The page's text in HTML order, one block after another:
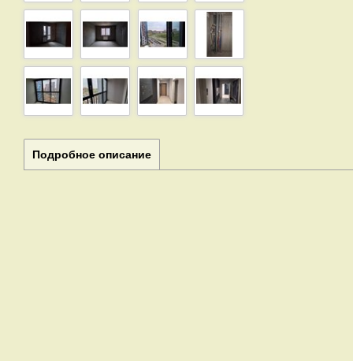
Подробное описание